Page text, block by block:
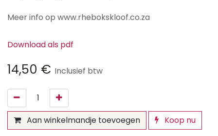
Meer info op www.rhebokskloof.co.za
Download als pdf
14,50 € Inclusief btw
Aan winkelmandje toevoegen
Koop nu